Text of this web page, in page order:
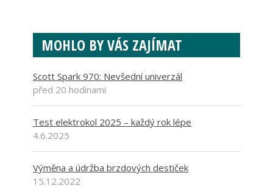
MOHLO BY VÁS ZAJÍMAT
Scott Spark 970: Nevšední univerzál
před 20 hodinami
Test elektrokol 2025 – každý rok lépe
4.6.2025
Výměna a údržba brzdových destiček
15.12.2022